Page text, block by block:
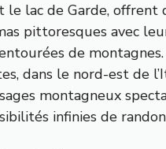
le lac de Garde, offrent
pittoresques avec
de montagnes.
dans le nord-est de
montagneux
infinies de